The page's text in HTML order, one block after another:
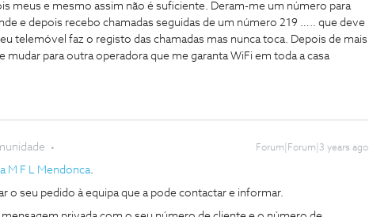
meus e mesmo assim não é suficiente. Deram-me um número para
e depois recebo chamadas seguidas de um número 219 ….. que deve
telemóvel faz o registo das chamadas mas nunca toca. Depois de mais
mudar para outra operadora que me garanta WiFi em toda a casa
Forum|Forum|3 years ago
M F L Mendonca.
o seu pedido à equipa que a pode contactar e informar.